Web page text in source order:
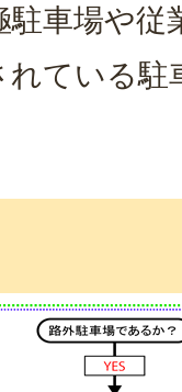
車場や従
れている